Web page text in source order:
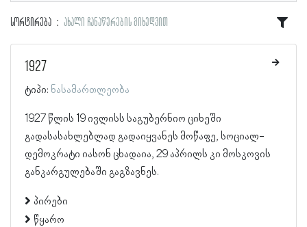
სორტირება ახალი ჩანაწერების მიხედვით
1927
ტიპი: ნასამართლეობა
1927 წლის 19 ივლისს საგუბერნიო ციხეში
გადასასახლებლად გადაიყვანეს მოწაფე, სოციალ-
დემოკრატი იასონ ცხადაია, 29 აპრილს კი მოსკოვის
განკარგულებაში გაგზავნეს.
პირები
წყარო